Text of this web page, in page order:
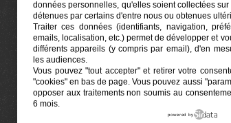
Euphonia est le partenaire producteur de Radio
Grenouille, radio associative marseillaise.
Locaux situés à la Friche Belle de Mai
41, rue Jobin — 13003 Marseille
données personnelles, qu'elles soient collectées
détenues par certains d'entre nous ou obtenues
Traiter ces données (identifiants, navigation,
emails, localisation, etc.) permet de développer et
différents appareils (y compris par email), d'en
les audiences.
Vous pouvez "tout accepter" et retirer votre
"cookies" en bas de page. Vous pouvez aussi
opposer aux traitements non soumis au
6 mois.
powered by